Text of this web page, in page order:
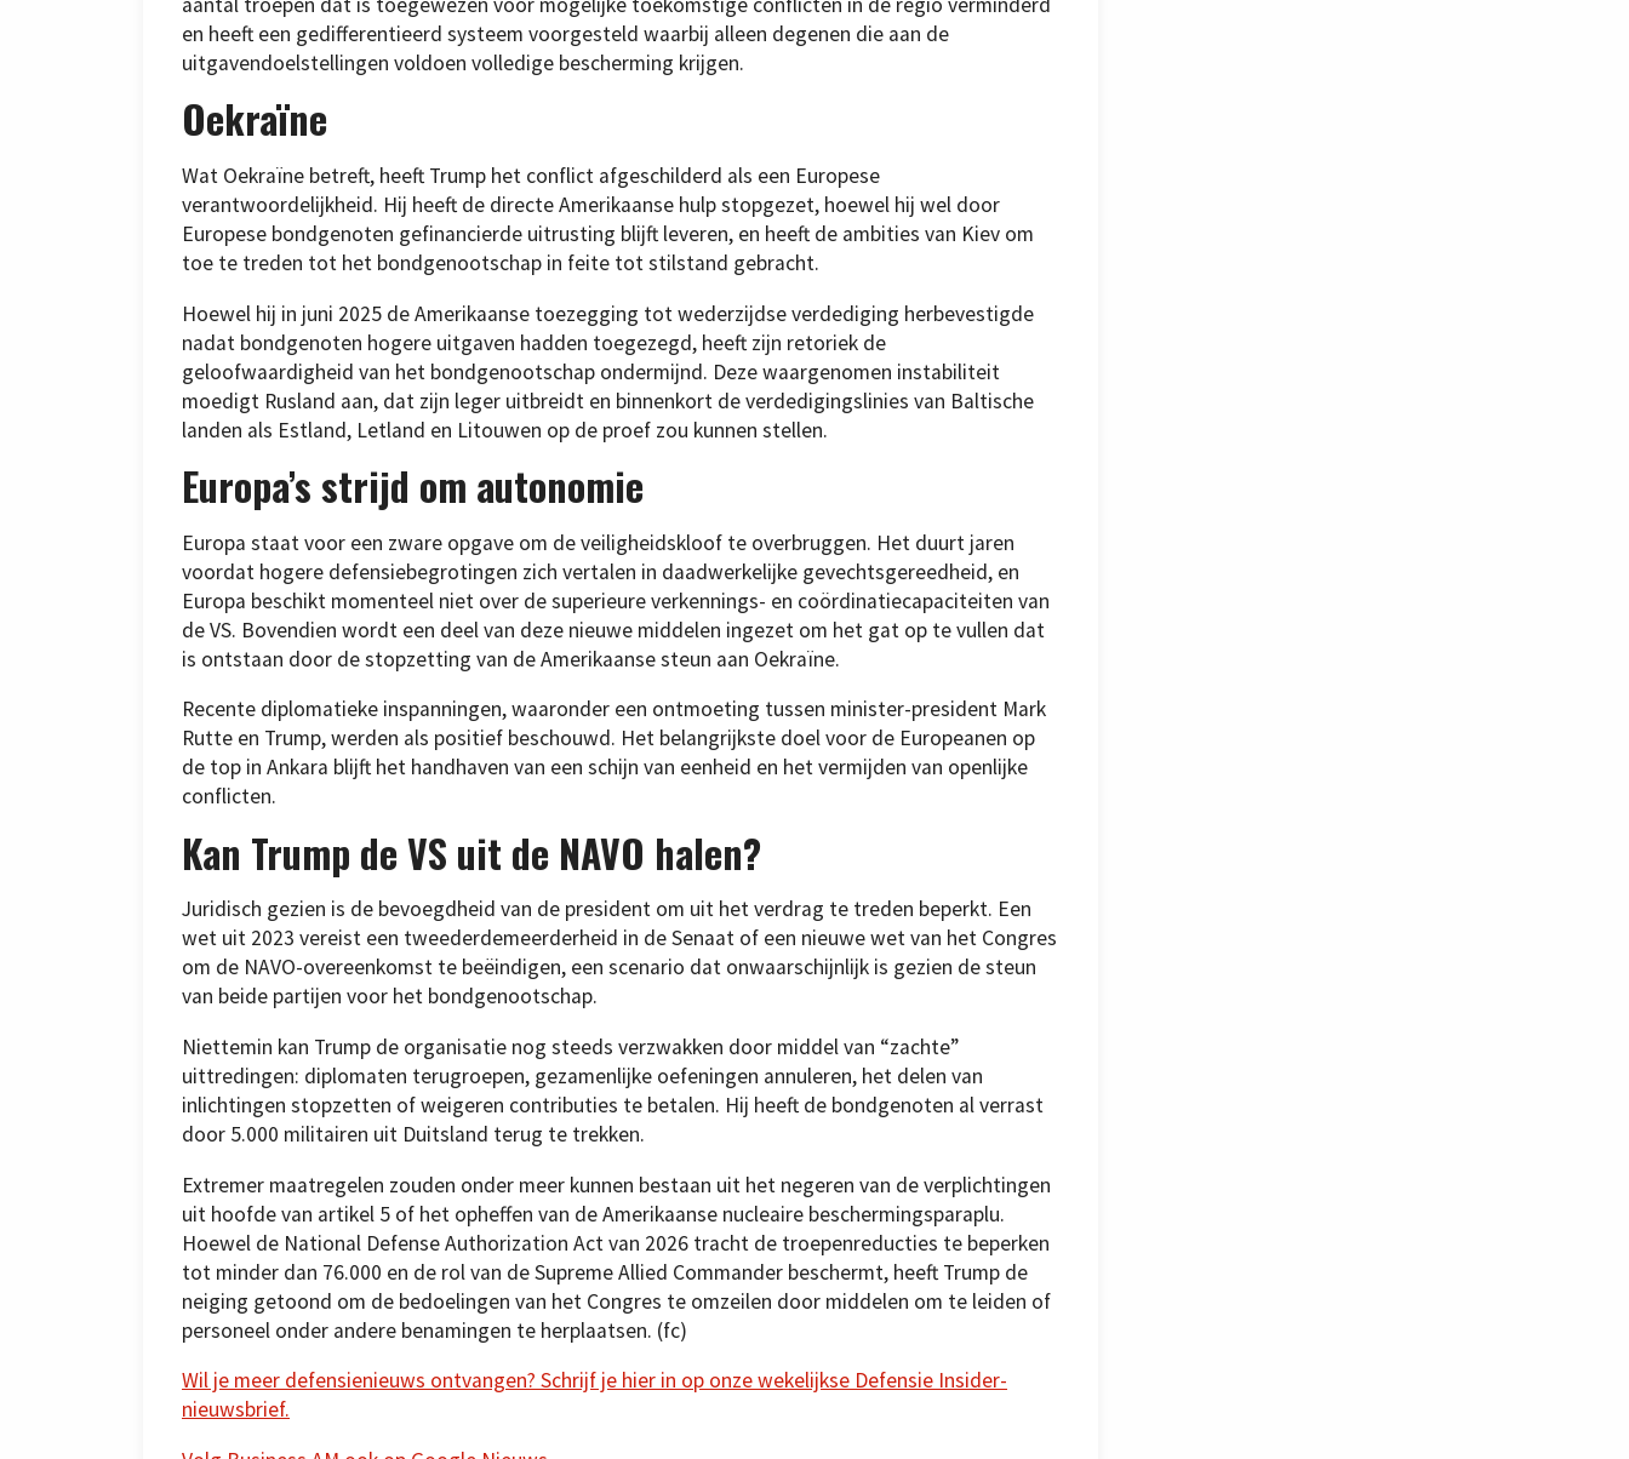
en heeft een gedifferentieerd systeem voorgesteld waarbij alleen degenen die aan de
uitgavendoelstellingen voldoen volledige bescherming krijgen.
Oekraïne
Wat Oekraïne betreft, heeft Trump het conflict afgeschilderd als een Europese
verantwoordelijkheid. Hij heeft de directe Amerikaanse hulp stopgezet, hoewel hij wel door
Europese bondgenoten gefinancierde uitrusting blijft leveren, en heeft de ambities van Kiev om
toe te treden tot het bondgenootschap in feite tot stilstand gebracht.
Hoewel hij in juni 2025 de Amerikaanse toezegging tot wederzijdse verdediging herbevestigde
nadat bondgenoten hogere uitgaven hadden toegezegd, heeft zijn retoriek de
geloofwaardigheid van het bondgenootschap ondermijnd. Deze waargenomen instabiliteit
moedigt Rusland aan, dat zijn leger uitbreidt en binnenkort de verdedigingslinies van Baltische
landen als Estland, Letland en Litouwen op de proef zou kunnen stellen.
Europa’s strijd om autonomie
Europa staat voor een zware opgave om de veiligheidskloof te overbruggen. Het duurt jaren
voordat hogere defensiebegrotingen zich vertalen in daadwerkelijke gevechtsgereedheid, en
Europa beschikt momenteel niet over de superieure verkennings- en coördinatiecapaciteiten van
de VS. Bovendien wordt een deel van deze nieuwe middelen ingezet om het gat op te vullen dat
is ontstaan door de stopzetting van de Amerikaanse steun aan Oekraïne.
Recente diplomatieke inspanningen, waaronder een ontmoeting tussen minister-president Mark
Rutte en Trump, werden als positief beschouwd. Het belangrijkste doel voor de Europeanen op
de top in Ankara blijft het handhaven van een schijn van eenheid en het vermijden van openlijke
conflicten.
Kan Trump de VS uit de NAVO halen?
Juridisch gezien is de bevoegdheid van de president om uit het verdrag te treden beperkt. Een
wet uit 2023 vereist een tweederdemeerderheid in de Senaat of een nieuwe wet van het Congres
om de NAVO-overeenkomst te beëindigen, een scenario dat onwaarschijnlijk is gezien de steun
van beide partijen voor het bondgenootschap.
Niettemin kan Trump de organisatie nog steeds verzwakken door middel van “zachte”
uittredingen: diplomaten terugroepen, gezamenlijke oefeningen annuleren, het delen van
inlichtingen stopzetten of weigeren contributies te betalen. Hij heeft de bondgenoten al verrast
door 5.000 militairen uit Duitsland terug te trekken.
Extremer maatregelen zouden onder meer kunnen bestaan uit het negeren van de verplichtingen
uit hoofde van artikel 5 of het opheffen van de Amerikaanse nucleaire beschermingsparaplu.
Hoewel de National Defense Authorization Act van 2026 tracht de troepenreducties te beperken
tot minder dan 76.000 en de rol van de Supreme Allied Commander beschermt, heeft Trump de
neiging getoond om de bedoelingen van het Congres te omzeilen door middelen om te leiden of
personeel onder andere benamingen te herplaatsen. (fc)
Wil je meer defensienieuws ontvangen? Schrijf je hier in op onze wekelijkse Defensie Insider-
nieuwsbrief.